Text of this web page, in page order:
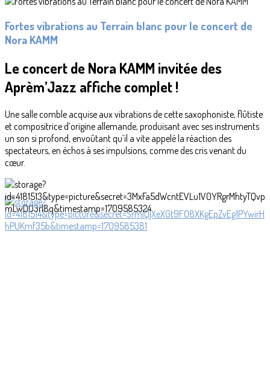
Fortes vibrations au Terrain blanc pour le concert de
Nora KAMM
Le concert de Nora KAMM invitée des
Aprèm’Jazz affiche complet !
Une salle comble acquise aux vibrations de cette saxophoniste, flûtiste
et compositrice d’origine allemande, produisant avec ses instruments
un son si profond, envoûtant qu’il a vite appelé la réaction des
spectateurs, en échos à ses impulsions, comme des cris venant du
cœur.